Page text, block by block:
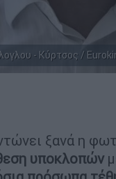
- Κύρτσος /
ξανά η
υποκλοπών